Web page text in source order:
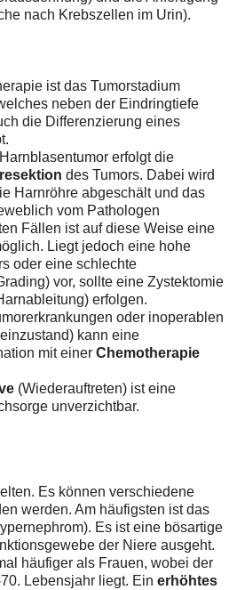
nach Krebszellen im Urin).
ist das Tumorstadium
neben der Eindringtiefe
die Differenzierung eines
erfolgt die
des Tumors. Dabei wird
Harnröhre abgeschält und das
vom Pathologen
Fällen ist auf diese Weise eine
Liegt jedoch eine hohe
oder eine schlechte
vor, sollte eine Zystektomie
erfolgen.
oder inoperablen
kann eine
mit einer Chemotherapie
(Wiederauftreten) ist eine
unverzichtbar.
Es können verschiedene
werden. Am häufigsten ist das
Es ist eine bösartige
der Niere ausgeht.
häufiger als Frauen, wobei der
Lebensjahr liegt. Ein erhöhtes